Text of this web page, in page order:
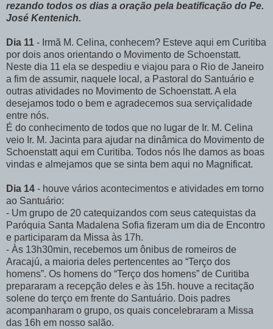
rezando todos os dias a oração pela beatificação do Pe.
José Kentenich.
Dia 11 - Irmã M. Celina, conhecem? Esteve aqui em Curitiba
por dois anos orientando o Movimento de Schoenstatt.
Neste dia 11 ela se despediu e viajou para o Rio de Janeiro
a fim de assumir, naquele local, a Pastoral do Santuário e
outras atividades no Movimento de Schoenstatt. A ela
desejamos todo o bem e agradecemos sua serviçalidade
entre nós.
É do conhecimento de todos que no lugar de Ir. M. Celina
veio Ir. M. Jacinta para ajudar na dinâmica do Movimento de
Schoenstatt aqui em Curitiba. Todos nós lhe damos as boas
vindas e almejamos que se sinta bem aqui no Magnificat.
Dia 14 - houve vários acontecimentos e atividades em torno
ao Santuário:
- Um grupo de 20 catequizandos com seus catequistas da
Paróquia Santa Madalena Sofia fizeram um dia de Encontro
e participaram da Missa às 17h.
- Às 13h30min, recebemos um ônibus de romeiros de
Aracajú, a maioria deles pertencentes ao “Terço dos
homens”. Os homens do “Terço dos homens” de Curitiba
prepararam a recepção deles e às 15h. houve a recitação
solene do terço em frente do Santuário. Dois padres
acompanharam o grupo, os quais concelebraram a Missa
das 16h em nosso salão.